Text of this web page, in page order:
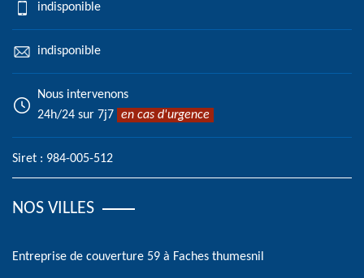
indisponible
indisponible
Nous intervenons
24h/24 sur 7j7 en cas d'urgence
Siret : 984-005-512
NOS VILLES
Entreprise de couverture 59 à Faches thumesnil